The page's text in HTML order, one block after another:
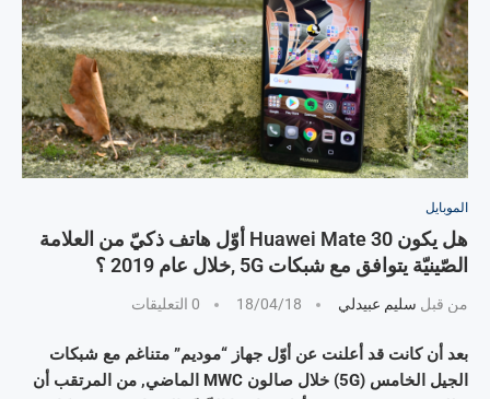
الموبايل
هل يكون Huawei Mate 30 أوّل هاتف ذكيّ من العلامة
الصّينيّة يتوافق مع شبكات 5G ,خلال عام 2019 ؟
من قبل سليم عبيدلي 18/04/18 0 التعليقات
بعد أن كانت قد أعلنت عن أوّل جهاز “موديم” متناغم مع شبكات
الجيل الخامس (5G) خلال صالون MWC الماضي, من المرتقب أن